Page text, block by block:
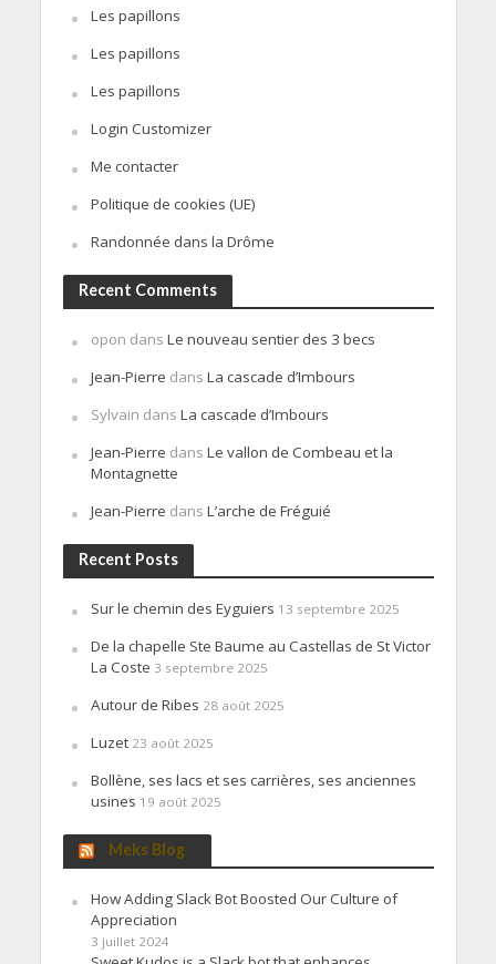
Les papillons
Les papillons
Les papillons
Login Customizer
Me contacter
Politique de cookies (UE)
Randonnée dans la Drôme
Recent Comments
opon dans Le nouveau sentier des 3 becs
Jean-Pierre dans La cascade d’Imbours
Sylvain dans La cascade d’Imbours
Jean-Pierre dans Le vallon de Combeau et la
Montagnette
Jean-Pierre dans L’arche de Fréguié
Recent Posts
Sur le chemin des Eyguiers 13 septembre 2025
De la chapelle Ste Baume au Castellas de St Victor
La Coste 3 septembre 2025
Autour de Ribes 28 août 2025
Luzet 23 août 2025
Bollène, ses lacs et ses carrières, ses anciennes
usines 19 août 2025
Meks Blog
How Adding Slack Bot Boosted Our Culture of
Appreciation
3 juillet 2024